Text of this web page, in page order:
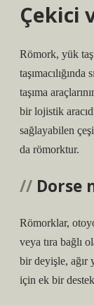
Çekici
Römork, yük
taşıma
bir lojistik
sağlayabilen
da römorktur.
Dorse
Römorklar,
veya tıra bağlı
bir deyişle, ağır
için ek bir